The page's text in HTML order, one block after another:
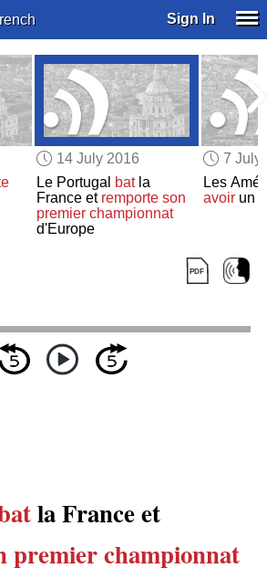
Sign In
14 July 2016
Le Portugal batla
France et remporte son
premier championnat
d'Europe
7 July
Les
avoirun
la France et
premier championnat